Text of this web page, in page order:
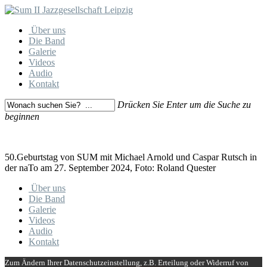
Skip
main
content
Menu
Über uns
Die Band
Galerie
Videos
Audio
Kontakt
Drücken Sie Enter um die Suche zu
beginnen
50.Geburtstag von SUM mit Michael Arnold und Caspar Rutsch in
der naTo am 27. September 2024, Foto: Roland Quester
Close
Menu
Über uns
Die Band
Galerie
Videos
Audio
Kontakt
Zum Ändern Ihrer Datenschutzeinstellung, z.B. Erteilung oder Widerruf von